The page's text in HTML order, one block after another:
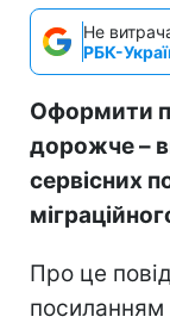
Не
РБК-
Оформити
дорожче –
сервісних
Про це
посиланням